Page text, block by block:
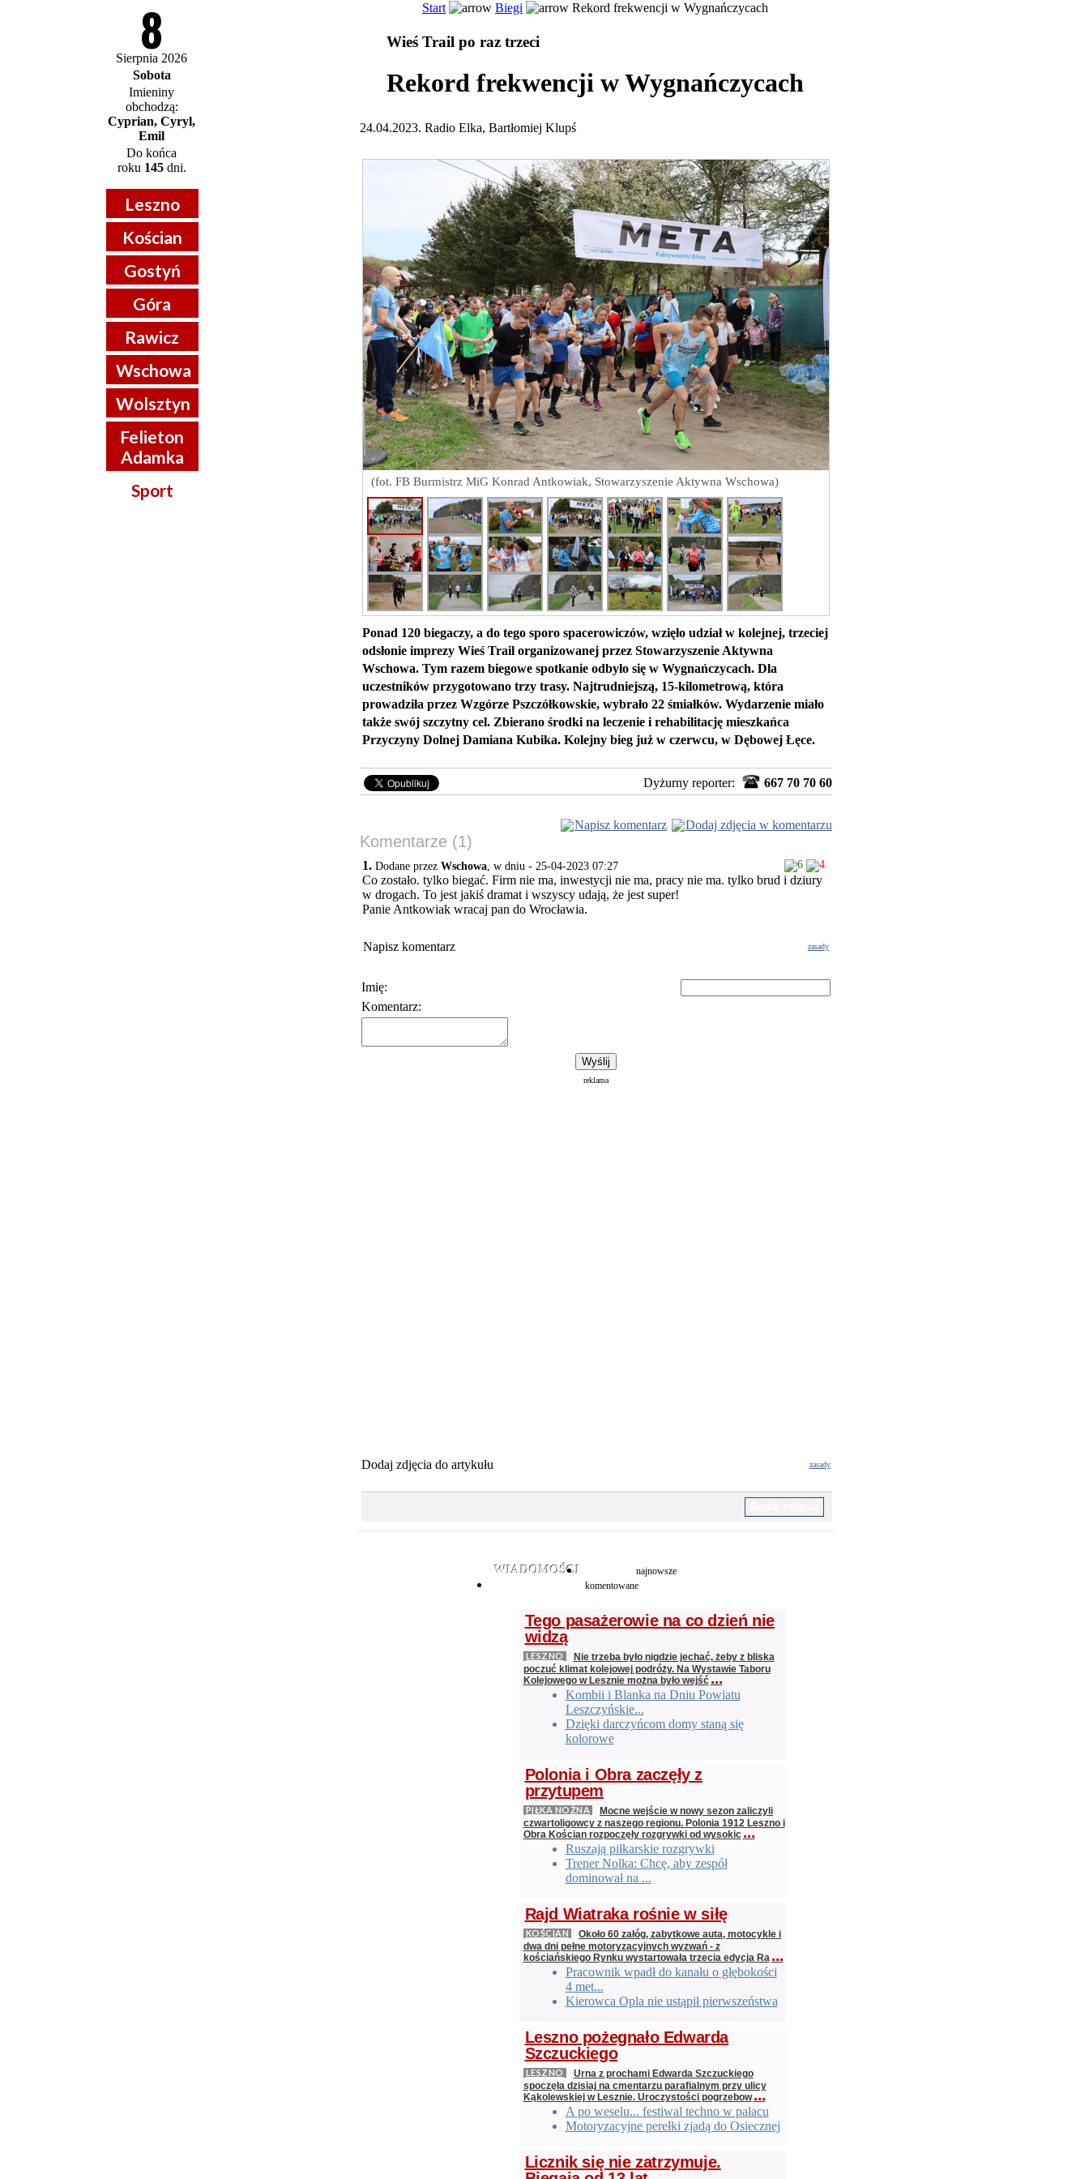
8
Sierpnia 2026
Sobota
Imieniny
obchodzą:
Cyprian, Cyryl,
Emil
Do końca
roku 145dni.
Leszno
Kościan
Gostyń
Góra
Rawicz
Wschowa
Wolsztyn
Felieton
Adamka
Sport
Start Biegi Rekord frekwencji w Wygnańczycach
Wieś Trail po raz trzeci
Rekord frekwencji w Wygnańczycach
24.04.2023. Radio Elka, Bartłomiej Klupś
(fot. FB Burmistrz MiG Konrad Antkowiak, Stowarzyszenie Aktywna Wschowa)
Ponad 120 biegaczy, a do tego sporo spacerowiczów, wzięło udział w kolejnej, trzeciej
odsłonie imprezy Wieś Trail organizowanej przez Stowarzyszenie Aktywna
Wschowa. Tym razem biegowe spotkanie odbyło się w Wygnańczycach. Dla
uczestników przygotowano trzy trasy. Najtrudniejszą, 15-kilometrową, która
prowadziła przez Wzgórze Pszczółkowskie, wybrało 22 śmiałków. Wydarzenie miało
także swój szczytny cel. Zbierano środki na leczenie i rehabilitację mieszkańca
Przyczyny Dolnej Damiana Kubika. Kolejny bieg już w czerwcu, w Dębowej Łęce.
Dyżurny reporter: 667 70 70 60
Napisz komentarz Dodaj zdjęcia w komentarzu
Komentarze (1)
1. Dodane przez Wschowa, w dniu - 25-04-2023 07:27 6 4
Co zostało. tylko biegać. Firm nie ma, inwestycji nie ma, pracy nie ma. tylko brud i dziury
w drogach. To jest jakiś dramat i wszyscy udają, że jest super!
Panie Antkowiak wracaj pan do Wrocławia.
Napisz komentarz zasady
Imię:
Komentarz:
reklama
Dodaj zdjęcia do artykułu zasady
WIADOMOŚCI
najnowsze
komentowane
Tego pasażerowie na co dzień nie
widzą
LESZNO
Nie trzeba było nigdzie jechać, żeby z bliska
poczuć klimat kolejowej podróży. Na Wystawie Taboru
Kolejowego w Lesznie można było wejść...
Kombii i Blanka na Dniu Powiatu
Leszczyńskie...
Dzięki darczyńcom domy staną się
kolorowe
Polonia i Obra zaczęły z
przytupem
PIŁKA NOŻNA
Mocne wejście w nowy sezon zaliczyli
czwartoligowcy z naszego regionu. Polonia 1912 Leszno i
Obra Kościan rozpoczęły rozgrywki od wysokic...
Ruszają piłkarskie rozgrywki
Trener Nolka: Chcę, aby zespół
dominował na ...
Rajd Wiatraka rośnie w siłę
KOŚCIAN
Około 60 załóg, zabytkowe auta, motocykle i
dwa dni pełne motoryzacyjnych wyzwań - z
kościańskiego Rynku wystartowała trzecia edycja Ra ...
Pracownik wpadł do kanału o głębokości
4 met...
Kierowca Opla nie ustąpił pierwszeństwa
Leszno pożegnało Edwarda
Szczuckiego
LESZNO
Urna z prochami Edwarda Szczuckiego
spoczęła dzisiaj na cmentarzu parafialnym przy ulicy
Kąkolewskiej w Lesznie. Uroczystości pogrzebow...
A po weselu... festiwal techno w pałacu
Motoryzacyjne perełki zjadą do Osiecznej
Licznik się nie zatrzymuje.